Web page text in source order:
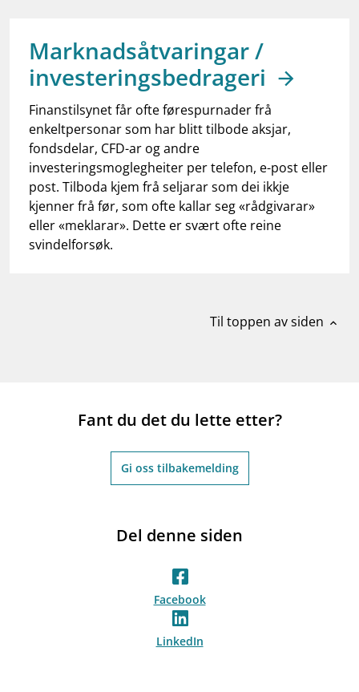
dashboardInformasjon for investorer
notifications_noneAbonner på nyhetsvarsel
Marknadsåtvaringar /
investeringsbedrageri
Finanstilsynet får ofte førespurnader frå
enkeltpersonar som har blitt tilbode aksjar,
fondsdelar, CFD-ar og andre
investeringsmoglegheiter per telefon, e-post eller
post. Tilboda kjem frå seljarar som dei ikkje
kjenner frå før, som ofte kallar seg «rådgivarar»
eller «meklarar». Dette er svært ofte reine
svindelforsøk.
Til toppen av siden expand_less
Fant du det du lette etter?
Gi oss tilbakemelding
Del denne siden
Facebook
LinkedIn